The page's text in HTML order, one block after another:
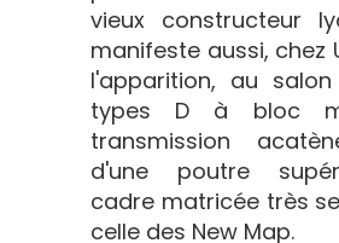
vieux constructeur
manifeste aussi, chez
l'apparition, au salon
types D à bloc
transmission
d'une poutre
cadre matricée très
celle des New Map.